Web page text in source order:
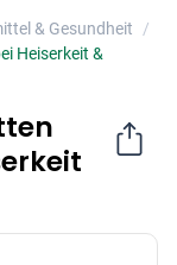
& Gesundheit
/
Heiserkeit &